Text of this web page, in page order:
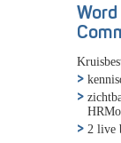
2 live